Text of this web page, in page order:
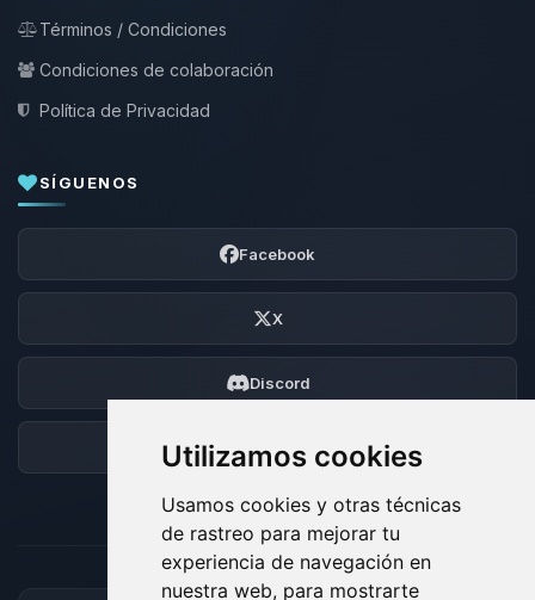
Utilizamos cookies
Usamos cookies y otras técnicas
de rastreo para mejorar tu
experiencia de navegación en
nuestra web, para mostrarte
Términos / Condiciones
Condiciones de colaboración
Política de Privacidad
SÍGUENOS
Facebook
X
Discord
Foro